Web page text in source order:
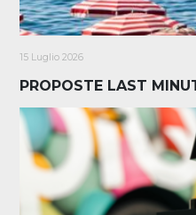
15 Luglio 2026
PROPOSTE LAST